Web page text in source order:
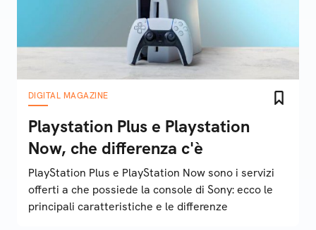
DIGITAL MAGAZINE
Playstation Plus e Playstation
Now, che differenza c'è
PlayStation Plus e PlayStation Now sono i servizi
offerti a che possiede la console di Sony: ecco le
principali caratteristiche e le differenze